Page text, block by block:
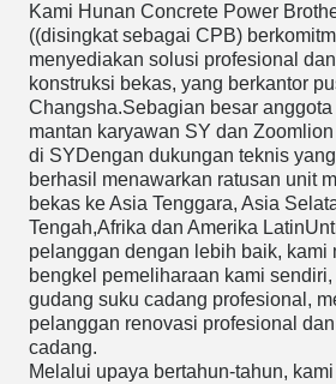
Kami Hunan Concrete Power
((disingkat sebagai CPB)
menyediakan solusi profesional
konstruksi bekas, yang berkantor
Changsha.Sebagian besar
mantan karyawan SY dan
di SYDengan dukungan teknis
berhasil menawarkan ratusan unit
bekas ke Asia Tenggara, Asia
Tengah,Afrika dan Amerika
pelanggan dengan lebih baik, kami
bengkel pemeliharaan kami
gudang suku cadang profesional,
pelanggan renovasi profesional
cadang.
Melalui upaya bertahun-tahun,